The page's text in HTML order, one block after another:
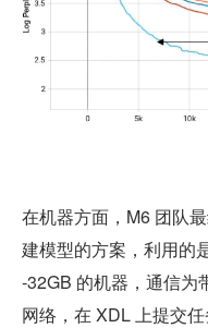
在机器方面，M6 团队
建模型的方案，利用的
-32GB 的机器，通信为
网络，在 XDL 上提交任